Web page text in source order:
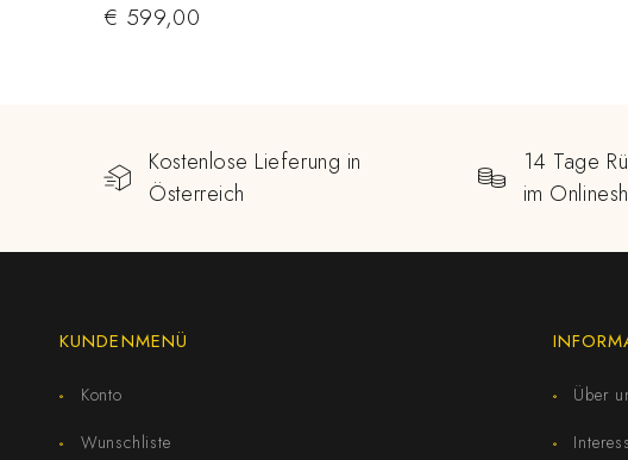
€ 599,00
Kostenlose Lieferung in
Österreich
14 Tage
im
KUNDENMENÜ
Konto
Wunschliste
Über